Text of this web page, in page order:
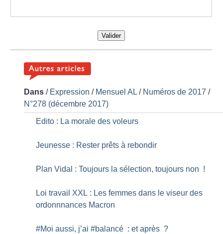
Valider
Dans / Expression / Mensuel AL/ Numéros de 2017 /
N°278 (décembre 2017)
Edito : La morale des voleurs
Jeunesse : Rester prêts à rebondir
Plan Vidal : Toujours la sélection, toujours non !
Loi travail XXL : Les femmes dans le viseur des
ordonnnances Macron
#Moi aussi, j’ai #balancé : et après ?